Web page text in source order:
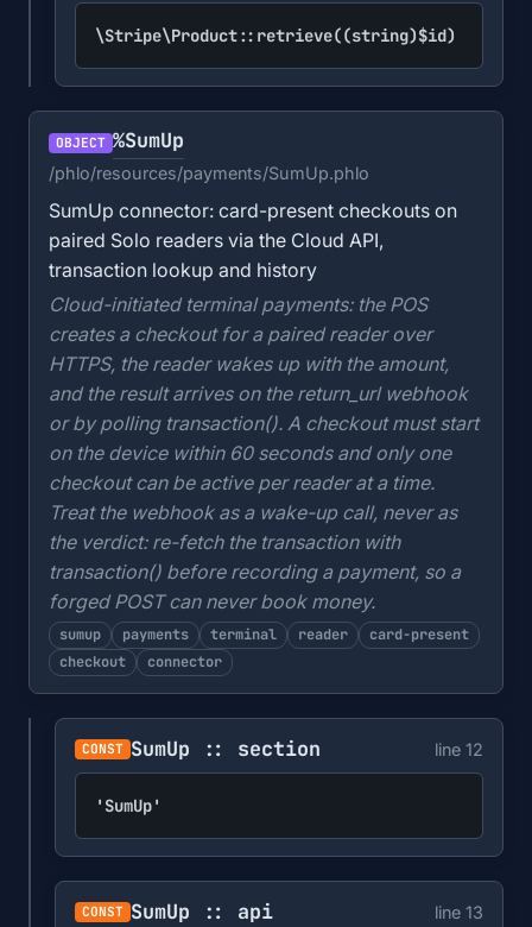
\Stripe\Product::retrieve((string)$id)
OBJECT %SumUp
/phlo/resources/payments/SumUp.phlo
SumUp connector: card-present checkouts on
paired Solo readers via the Cloud API,
transaction lookup and history
Cloud-initiated terminal payments: the POS
creates a checkout for a paired reader over
HTTPS, the reader wakes up with the amount,
and the result arrives on the return_url webhook
or by polling transaction(). A checkout must start
on the device within 60 seconds and only one
checkout can be active per reader at a time.
Treat the webhook as a wake-up call, never as
the verdict: re-fetch the transaction with
transaction() before recording a payment, so a
forged POST can never book money.
sumup payments terminal reader
card-present
checkout
connector
CONST SumUp :: section line 12
'SumUp'
CONST SumUp :: api line 13